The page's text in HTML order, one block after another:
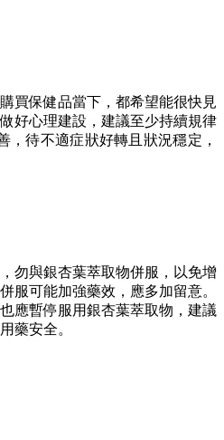
買保健品當下，都希望能很快見
好心理建設，建議至少持續規律
，待不適症狀好轉且狀況穩定，
勿與銀杏葉萃取物併服，以免增
服可能加強藥效，應多加留意。
應暫停服用銀杏葉萃取物，建議
藥安全。